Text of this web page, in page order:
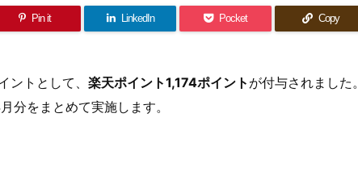
Pin it LinkedIn Pocket Copy
ントとして、 楽天ポイント1,174ポイント が付与されました。
分をまとめて実施します。